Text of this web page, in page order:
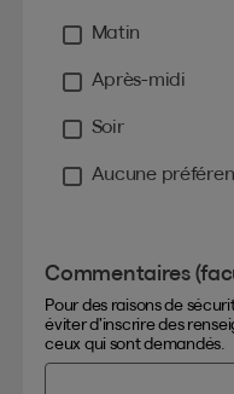
Matin
Après-midi
Soir
Aucune
Commentaires
Pour des raisons de
éviter d’inscrire des
ceux qui sont demandés.